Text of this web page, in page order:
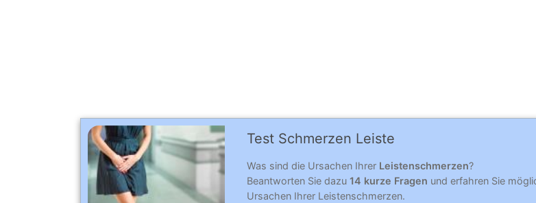
Test Schmerzen Leiste
Was sind die Ursachen Ihrer Leistenschmerzen?
Beantworten Sie dazu 14 kurze Fragen und erfahren Sie
Ursachen Ihrer Leistenschmerzen.